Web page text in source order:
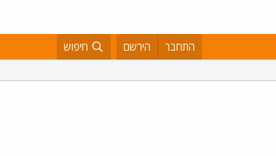
התחבר הירשם חיפוש